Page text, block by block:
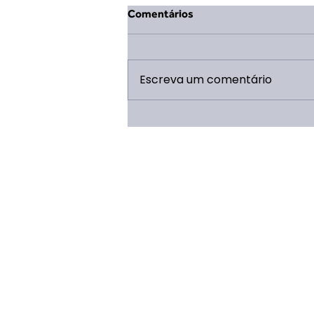
XIV ERVL: 5 Motivos pra tu
Comentários
Escreva um comentário